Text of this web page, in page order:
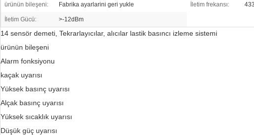
ürünün bileşeni: Fabrika ayarlarini geri yukle İletim frekansı:
İletim Gücü: >-12dBm
14 sensör demeti, Tekrarlayıcılar, alıcılar lastik basıncı izleme sistemi
ürünün bileşeni
Alarm fonksiyonu
kaçak uyarısı
Yüksek basınç uyarısı
Alçak basınç uyarısı
Yüksek sıcaklık uyarısı
Düşük güç uyarısı